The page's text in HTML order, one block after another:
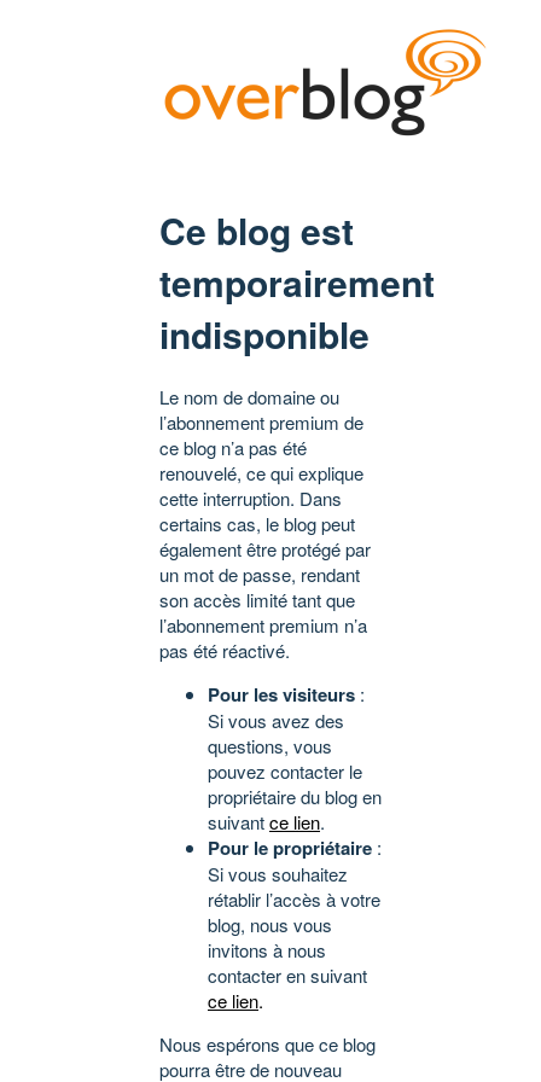
Ce blog est
temporairement
indisponible
Le nom de domaine ou
l’abonnement premium de
ce blog n’a pas été
renouvelé, ce qui explique
cette interruption. Dans
certains cas, le blog peut
également être protégé par
un mot de passe, rendant
son accès limité tant que
l’abonnement premium n’a
pas été réactivé.
Pour les visiteurs :
Si vous avez des
questions, vous
pouvez contacter le
propriétaire du blog en
suivantce lien.
Pour le propriétaire :
Si vous souhaitez
rétablir l’accès à votre
blog, nous vous
invitons à nous
contacter en suivant
ce lien.
Nous espérons que ce blog
pourra être de nouveau